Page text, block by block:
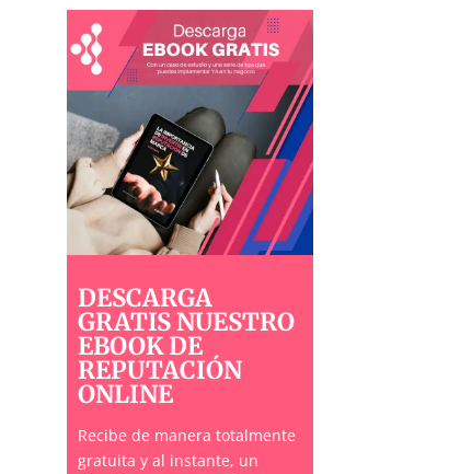
DESCARGA
GRATIS NUESTRO
EBOOK DE
REPUTACIÓN
ONLINE
Recibe de manera totalmente
gratuita y al instante, un